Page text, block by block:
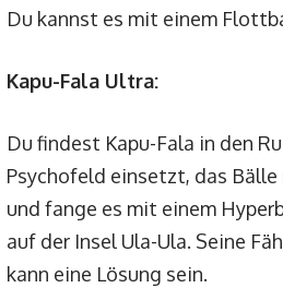
Du kannst es mit einem
Kapu-Fala Ultra:
Du findest Kapu-Fala in den
Psychofeld einsetzt, das
und fange es mit einem
auf der Insel Ula-Ula. Seine
kann eine Lösung sein.